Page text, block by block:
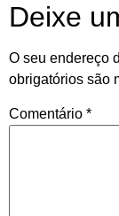
Deixe
O seu endereço
obrigatórios são
Comentário *